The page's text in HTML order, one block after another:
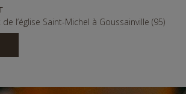
l’église Saint-Michel à Goussainville (95)